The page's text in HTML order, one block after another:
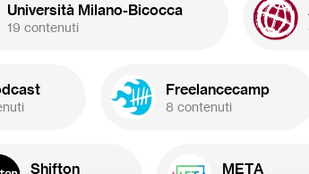
Università Milano-Bicocca
19 contenuti
Freelancecamp
8 contenuti
Shifton META